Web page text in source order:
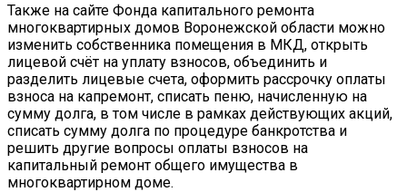
Также на сайте Фонда капитального ремонта
многоквартирных домов Воронежской области можно
изменить собственника помещения в МКД, открыть
лицевой счёт на уплату взносов, объединить и
разделить лицевые счета, оформить рассрочку оплаты
взноса на капремонт, списать пеню, начисленную на
сумму долга, в том числе в рамках действующих акций,
списать сумму долга по процедуре банкротства и
решить другие вопросы оплаты взносов на
капитальный ремонт общего имущества в
многоквартирном доме.